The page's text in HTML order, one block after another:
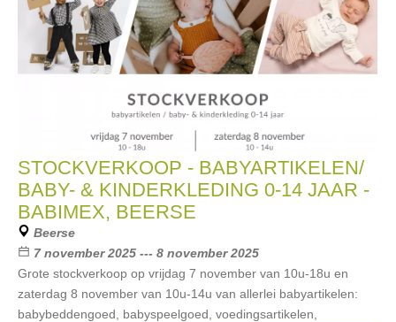
STOCKVERKOOP - BABYARTIKELEN/
BABY- & KINDERKLEDING 0-14 JAAR -
BABIMEX, BEERSE
Beerse
7 november 2025 --- 8 november 2025
Grote stockverkoop op vrijdag 7 november van 10u-18u en
zaterdag 8 november van 10u-14u van allerlei babyartikelen:
babybeddengoed, babyspeelgoed, voedingsartikelen,